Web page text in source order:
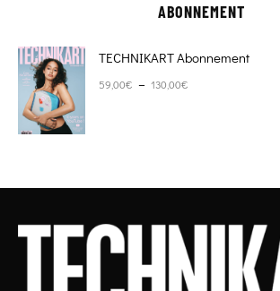
ABONNEMENT
TECHNIKART Abonnement
59,00€ – 130,00€